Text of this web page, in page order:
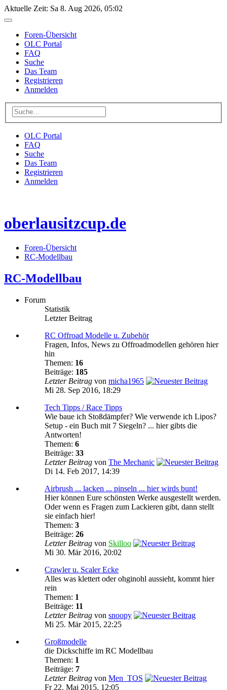
Aktuelle Zeit: Sa 8. Aug 2026, 05:02
Foren-Übersicht
OLC Portal
FAQ
Suche
Das Team
Registrieren
Anmelden
OLC Portal
FAQ
Suche
Das Team
Registrieren
Anmelden
oberlausitzcup.de
Foren-Übersicht
RC-Modellbau
RC-Modellbau
Forum
Statistik
Letzter Beitrag
RC Offroad Modelle u. Zubehör
Fragen, Infos, News zu Offroadmodellen gehören hier
hin
Themen: 16
Beiträge: 185
Letzter Beitrag von micha1965
Mi 28. Sep 2016, 18:29
Tech Tipps / Race Tipps
Wie baue ich Stoßdämpfer? Wie verwende ich Lipos?
Setup - ein Buch mit 7 Siegeln? ... hier gibts die
Antworten!
Themen: 6
Beiträge: 33
Letzter Beitrag von The Mechanic
Di 14. Feb 2017, 14:39
Airbrush ... lacken ... pinseln ... hier wirds bunt!
Hier können Eure schönsten Werke ausgestellt werden.
Oder wenn es Fragen zum Lackieren gibt, dann stellt
sie einfach hier!
Themen: 3
Beiträge: 26
Letzter Beitrag von Skilloo
Mi 30. Mär 2016, 20:02
Crawler u. Scaler Ecke
Alles was klettert oder ohginohl aussieht, kommt hier
rein
Themen: 1
Beiträge: 11
Letzter Beitrag von snoopy
Mi 25. Mär 2015, 22:25
Großmodelle
die Dickschiffe im RC Modellbau
Themen: 1
Beiträge: 7
Letzter Beitrag von Men_TOS
Fr 22. Mai 2015, 12:05